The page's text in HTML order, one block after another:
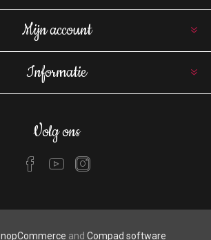
Mijn account
Informatie
Volg ons
nopCommerce and Compad software